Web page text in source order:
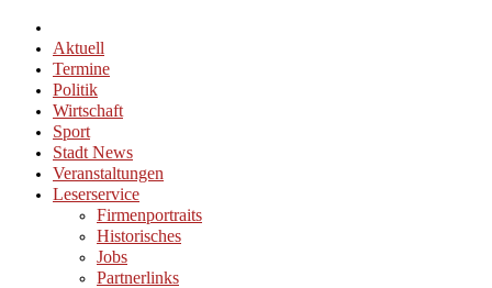
Aktuell
Termine
Politik
Wirtschaft
Sport
Stadt News
Veranstaltungen
Leserservice
Firmenportraits
Historisches
Jobs
Partnerlinks